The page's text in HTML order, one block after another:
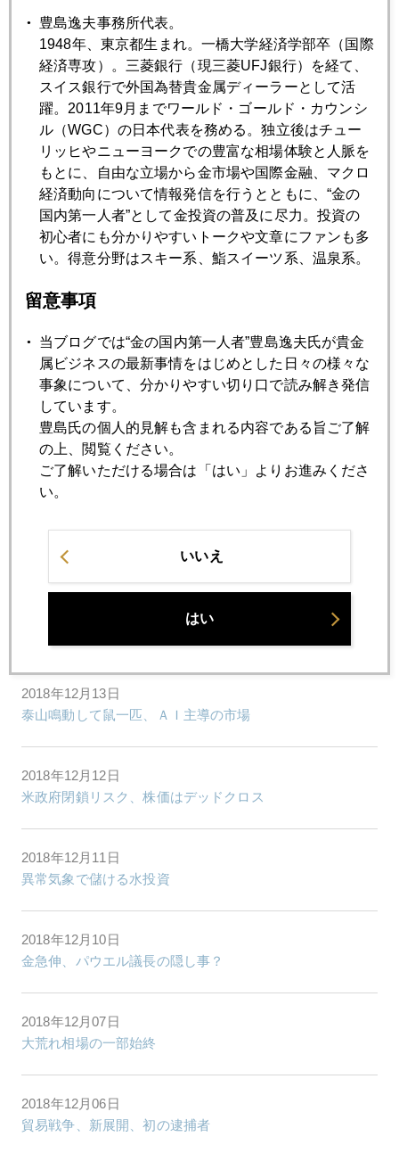
2018年12月25日
クリスマスショック、金急騰１２７０ドル接近
2018年12月21日
バーナンキショックの再来懸念、金上抜け
2018年12月20日
ＦＯＭＣ後の記者会見、株も金も乱高下
ソフトバンク株価、ＮＹの視点、実力は８００円程度？
2018年12月19日
利上げ前夜、「反対」の大合唱、ＦＲＢ四面楚歌
2018年12月18日
米株制御不能、不気味な円高進行、金急騰
2018年12月17日
急変、米利上げ観測
2018年12月13日
泰山鳴動して鼠一匹、ＡＩ主導の市場
2018年12月12日
米政府閉鎖リスク、株価はデッドクロス
2018年12月11日
異常気象で儲ける水投資
2018年12月10日
金急伸、パウエル議長の隠し事？
2018年12月07日
大荒れ相場の一部始終
2018年12月06日
貿易戦争、新展開、初の逮捕者
豊島逸夫事務所代表。
1948年、東京都生まれ。一橋大学経済学部卒（国際
経済専攻）。三菱銀行（現三菱UFJ銀行）を経て、
スイス銀行で外国為替貴金属ディーラーとして活
躍。2011年9月までワールド・ゴールド・カウンシ
ル（WGC）の日本代表を務める。独立後はチュー
リッヒやニューヨークでの豊富な相場体験と人脈を
もとに、自由な立場から金市場や国際金融、マクロ
経済動向について情報発信を行うとともに、“金の
国内第一人者”として金投資の普及に尽力。投資の
初心者にも分かりやすいトークや文章にファンも多
い。得意分野はスキー系、鮨スイーツ系、温泉系。
留意事項
当ブログでは“金の国内第一人者”豊島逸夫氏が貴金
属ビジネスの最新事情をはじめとした日々の様々な
事象について、分かりやすい切り口で読み解き発信
しています。
豊島氏の個人的見解も含まれる内容である旨ご了解
の上、閲覧ください。
ご了解いただける場合は「はい」よりお進みくださ
い。
いいえ
はい